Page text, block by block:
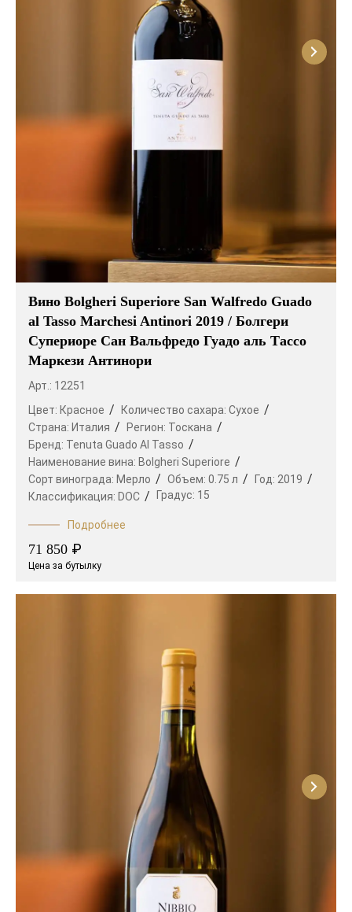
Вино Bolgheri Superiore San Walfredo Guado
al Tasso Marchesi Antinori 2019 / Болгери
Супериоре Сан Вальфредо Гуадо аль Тассо
Маркези Антинори
Арт.: 12251
Цвет: Красное Количество сахара: Сухое
Страна: Италия Регион: Тоскана
Бренд: Tenuta Guado Al Tasso
Наименование вина: Bolgheri Superiore
Сорт винограда: Мерло Объем: 0.75 л Год: 2019
Классификация: DOC Градус: 15
Подробнее
71 850 ₽
Цена за бутылку